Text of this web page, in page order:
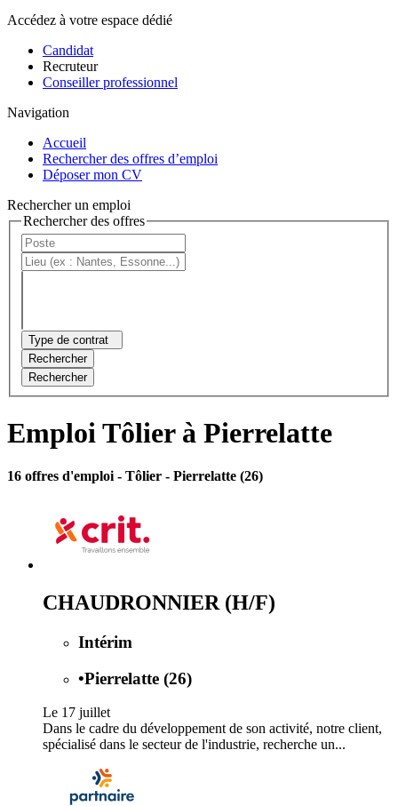
Accédez à votre espace dédié
Candidat
Recruteur
Conseiller professionnel
Navigation
Accueil
Rechercher des offres d’emploi
Déposer mon CV
Rechercher un emploi
Rechercher des offres
Type de contrat
Rechercher
Rechercher
Emploi Tôlier à Pierrelatte
16 offres d'emploi - Tôlier - Pierrelatte (26)
CHAUDRONNIER (H/F)
Intérim
•Pierrelatte (26)
Le 17 juillet
Dans le cadre du développement de son activité, notre client,
spécialisé dans le secteur de l'industrie, recherche un...